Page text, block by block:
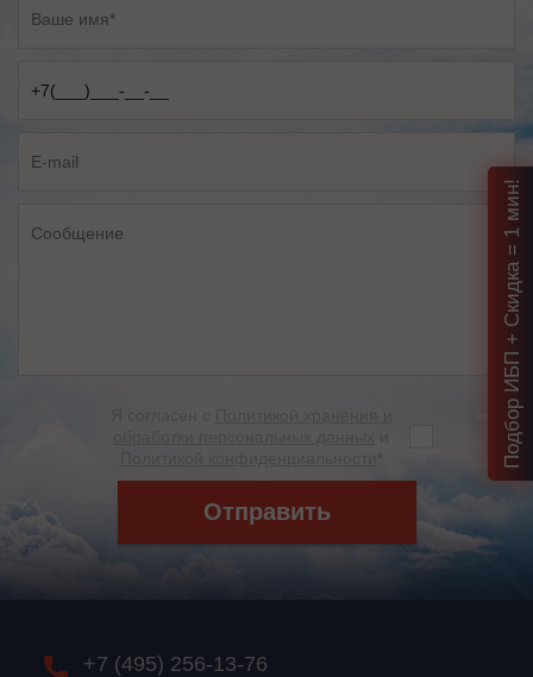
Отправить
+7 (495) 256-13-76
Подбор ИБП + Скидка = 1 мин!